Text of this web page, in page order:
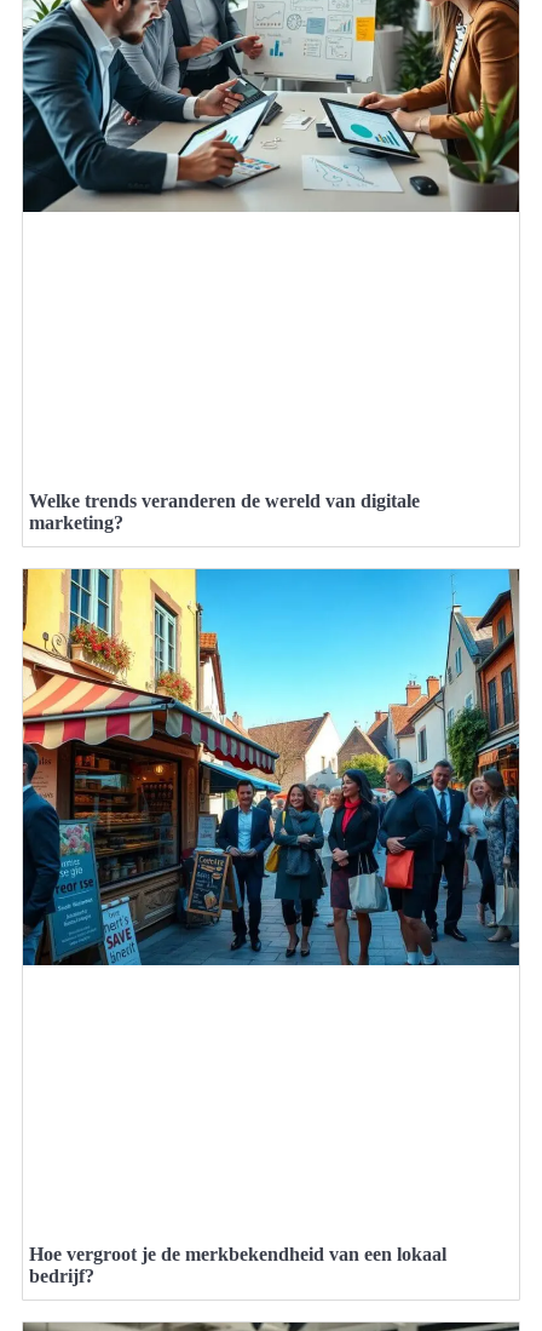
Welke trends veranderen de wereld van digitale
marketing?
Hoe vergroot je de merkbekendheid van een lokaal
bedrijf?